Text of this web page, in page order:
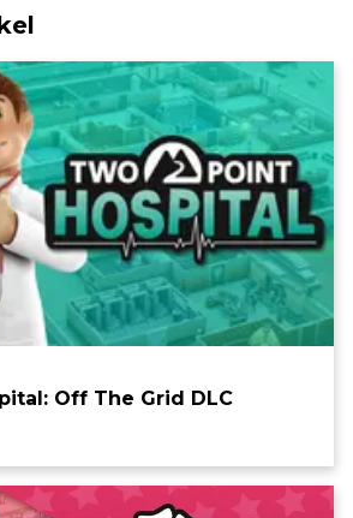
Off The Grid DLC